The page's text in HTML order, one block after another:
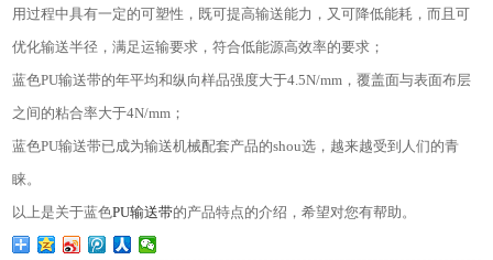
用过程中具有一定的可塑性，既可提高输送能力，又可降低能耗，而且可
优化输送半径，满足运输要求，符合低能源高效率的要求；
蓝色PU输送带的年平均和纵向样品强度大于4.5N/mm ，覆盖面与表面布层
之间的粘合率大于4N/mm ；
蓝色PU输送带已成为输送机械配套产品的shou选，越来越受到人们的青
睐。
以上是关于蓝色PU输送带的产品特点的介绍，希望对您有帮助。